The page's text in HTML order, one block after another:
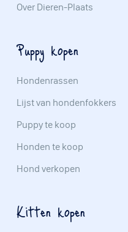
Over Dieren-Plaats
Puppy kopen
Hondenrassen
Lijst van hondenfokkers
Puppy te koop
Honden te koop
Hond verkopen
Kitten kopen